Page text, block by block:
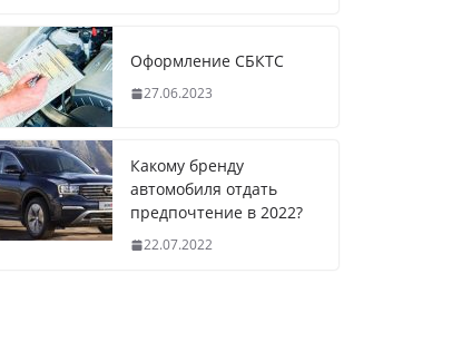
Оформление СБКТС
27.06.2023
Какому бренду
автомобиля отдать
предпочтение в 2022?
22.07.2022